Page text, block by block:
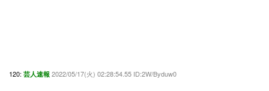
120: 芸人速報 2022/05/17(火) 02:28:54.55 ID:2W/Byduw0